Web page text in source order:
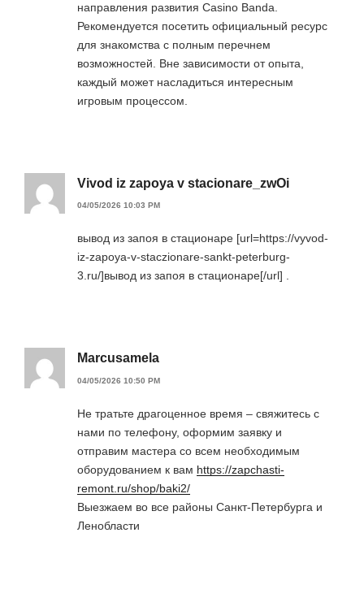
направления развития Casino Banda.
Рекомендуется посетить официальный ресурс
для знакомства с полным перечнем
возможностей. Вне зависимости от опыта,
каждый может насладиться интересным
игровым процессом.
Vivod iz zapoya v stacionare_zwOi
04/05/2026 10:03 PM
вывод из запоя в стационаре [url=https://vyvod-
iz-zapoya-v-staczionare-sankt-peterburg-
3.ru/]вывод из запоя в стационаре[/url] .
Marcusamela
04/05/2026 10:50 PM
Не тратьте драгоценное время – свяжитесь с
нами по телефону, оформим заявку и
отправим мастера со всем необходимым
оборудованием к вам https://zapchasti-
remont.ru/shop/baki2/
Выезжаем во все районы Санкт-Петербурга и
Ленобласти